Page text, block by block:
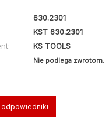
630.2301
KST 630.2301
KS TOOLS
Nie podlega zwrotom.
odpowiedniki